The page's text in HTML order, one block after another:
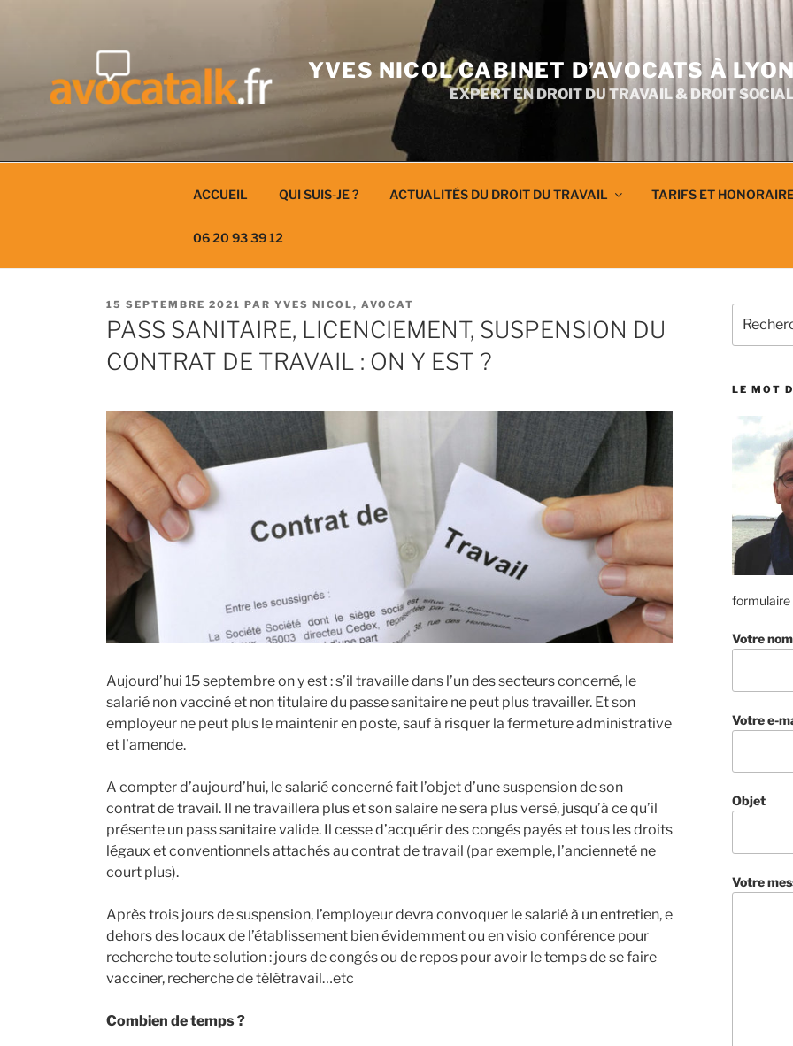
YVES NICOL CABINET D’AVOCATS À
EXPERT EN DROIT DU TRAVAIL & DROIT
ACCUEIL QUI SUIS-JE ? ACTUALITÉS DU DROIT DU TRAVAIL TARIFS ET
06 20 93 39 12
PUBLIÉ
LE
15 SEPTEMBRE 2021 PAR YVES NICOL, AVOCAT
PASS SANITAIRE, LICENCIEMENT, SUSPENSION DU
CONTRAT DE TRAVAIL : ON Y EST ?
Aujourd’hui 15 septembre on y est : s’il travaille dans l’un des secteurs concerné, le
salarié non vacciné et non titulaire du passe sanitaire ne peut plus travailler. Et son
employeur ne peut plus le maintenir en poste, sauf à risquer la fermeture administrative
et l’amende.
A compter d’aujourd’hui, le salarié concerné fait l’objet d’une suspension de son
contrat de travail. Il ne travaillera plus et son salaire ne sera plus versé, jusqu’à ce qu’il
présente un pass sanitaire valide. Il cesse d’acquérir des congés payés et tous les droits
légaux et conventionnels attachés au contrat de travail (par exemple, l’ancienneté ne
court plus).
Après trois jours de suspension, l’employeur devra convoquer le salarié à un entretien, e
dehors des locaux de l’établissement bien évidemment ou en visio conférence pour
recherche toute solution : jours de congés ou de repos pour avoir le temps de se faire
vacciner, recherche de télétravail…etc
Combien de temps ?
pour
LE MOT
formulaire
Votre nom
Votre e-
Objet
Votre